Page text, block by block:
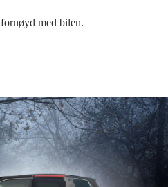
med bilen.